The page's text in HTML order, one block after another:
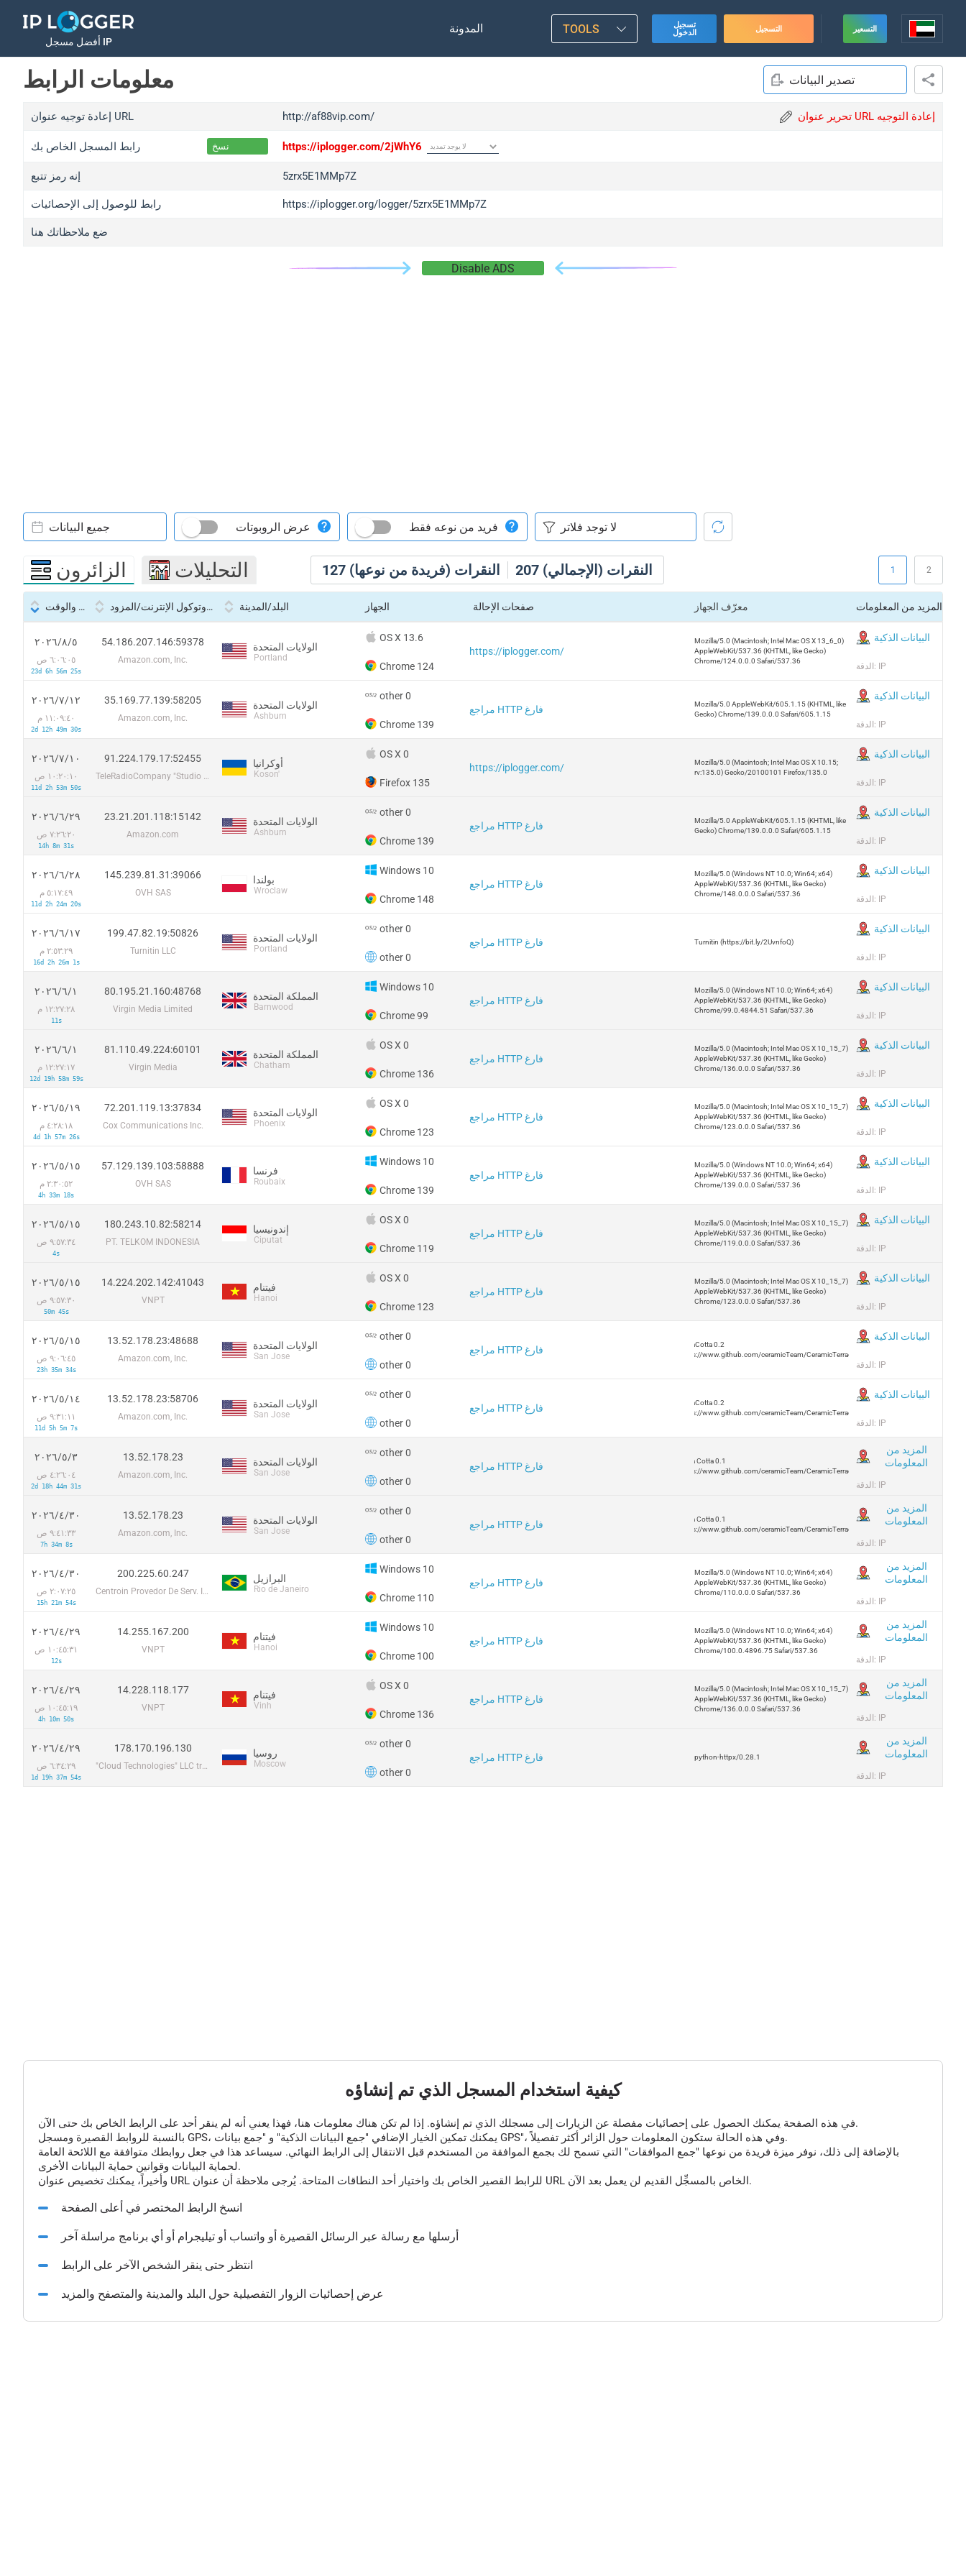
أفضل مسجل IP
المدونة TOOLS
تسجيل
الدخول
التسجيل التسعير
معلومات الرابط تصدير البيانات
إعادة توجيه عنوان URL http://af88vip.com/ تحرير عنوان URL إعادة التوجيه
رابط المسجل الخاص بك نسخ https://iplogger.com/2jWhY6
إنه رمز تتبع 5zrx5E1MMp7Z
رابط للوصول إلى الإحصائيات https://iplogger.org/logger/5zrx5E1MMp7Z
ضع ملاحظاتك هنا
Disable ADS
127 النقرات (فريدة من نوعها) 207 النقرات (الإجمالي)
جميع البيانات عرض الروبوتات فريد من نوعه فقط
الزائرون التحليلات 1 2
التاريخ والوقت بروتوكول الإنترنت/المزود البلد/المدينة الجهاز صفحات الإحالة معرّف الجهاز المزيد من المعلومات
٥‏/٨‏/٢٠٢٦
٦:٠٦:٠٥ ص
23d 6h 56m 25s
54.186.207.146:59378
Amazon.com, Inc.
الولايات المتحدة
Portland
OS X 13.6
Chrome 124
https://iplogger.com/
Mozilla/5.0 (Macintosh; Intel Mac OS X 13_6_0)
AppleWebKit/537.36 (KHTML, like Gecko)
Chrome/124.0.0.0 Safari/537.36
البيانات الذكية
الدقة: IP
١٢‏/٧‏/٢٠٢٦
١١:٠٩:٤٠ م
2d 12h 49m 30s
35.169.77.139:58205
Amazon.com, Inc.
الولايات المتحدة
Ashburn
other 0
Chrome 139
مراجع HTTP فارغ
Mozilla/5.0 AppleWebKit/605.1.15 (KHTML, like
Gecko) Chrome/139.0.0.0 Safari/605.1.15
البيانات الذكية
الدقة: IP
١٠‏/٧‏/٢٠٢٦
١٠:٢٠:١٠ ص
11d 2h 53m 50s
91.224.179.17:52455
TeleRadioCompany "Studio TV-9 Beregsasom" Ltd.
أوكرانيا
Koson'
OS X 0
Firefox 135
https://iplogger.com/
Mozilla/5.0 (Macintosh; Intel Mac OS X 10.15;
rv:135.0) Gecko/20100101 Firefox/135.0
البيانات الذكية
الدقة: IP
٢٩‏/٦‏/٢٠٢٦
٧:٢٦:٢٠ ص
14h 8m 31s
23.21.201.118:15142
Amazon.com
الولايات المتحدة
Ashburn
other 0
Chrome 139
مراجع HTTP فارغ
Mozilla/5.0 AppleWebKit/605.1.15 (KHTML, like
Gecko) Chrome/139.0.0.0 Safari/605.1.15
البيانات الذكية
الدقة: IP
٢٨‏/٦‏/٢٠٢٦
٥:١٧:٤٩ م
11d 2h 24m 20s
145.239.81.31:39066
OVH SAS
بولندا
Wroclaw
Windows 10
Chrome 148
مراجع HTTP فارغ
Mozilla/5.0 (Windows NT 10.0; Win64; x64)
AppleWebKit/537.36 (KHTML, like Gecko)
Chrome/148.0.0.0 Safari/537.36
البيانات الذكية
الدقة: IP
١٧‏/٦‏/٢٠٢٦
٢:٥٣:٢٩ م
16d 2h 26m 1s
199.47.82.19:50826
Turnitin LLC
الولايات المتحدة
Portland
other 0
other 0
مراجع HTTP فارغ Turnitin (https://bit.ly/2UvnfoQ)
البيانات الذكية
الدقة: IP
١‏/٦‏/٢٠٢٦
١٢:٢٧:٢٨ م
11s
80.195.21.160:48768
Virgin Media Limited
المملكة المتحدة
Barnwood
Windows 10
Chrome 99
مراجع HTTP فارغ
Mozilla/5.0 (Windows NT 10.0; Win64; x64)
AppleWebKit/537.36 (KHTML, like Gecko)
Chrome/99.0.4844.51 Safari/537.36
البيانات الذكية
الدقة: IP
١‏/٦‏/٢٠٢٦
١٢:٢٧:١٧ م
12d 19h 58m 59s
81.110.49.224:60101
Virgin Media
المملكة المتحدة
Chatham
OS X 0
Chrome 136
مراجع HTTP فارغ
Mozilla/5.0 (Macintosh; Intel Mac OS X 10_15_7)
AppleWebKit/537.36 (KHTML, like Gecko)
Chrome/136.0.0.0 Safari/537.36
البيانات الذكية
الدقة: IP
١٩‏/٥‏/٢٠٢٦
٤:٢٨:١٨ م
4d 1h 57m 26s
72.201.119.13:37834
Cox Communications Inc.
الولايات المتحدة
Phoenix
OS X 0
Chrome 123
مراجع HTTP فارغ
Mozilla/5.0 (Macintosh; Intel Mac OS X 10_15_7)
AppleWebKit/537.36 (KHTML, like Gecko)
Chrome/123.0.0.0 Safari/537.36
البيانات الذكية
الدقة: IP
١٥‏/٥‏/٢٠٢٦
٢:٣٠:٥٢ م
4h 33m 18s
57.129.139.103:58888
OVH SAS
فرنسا
Roubaix
Windows 10
Chrome 139
مراجع HTTP فارغ
Mozilla/5.0 (Windows NT 10.0; Win64; x64)
AppleWebKit/537.36 (KHTML, like Gecko)
Chrome/139.0.0.0 Safari/537.36
البيانات الذكية
الدقة: IP
١٥‏/٥‏/٢٠٢٦
٩:٥٧:٣٤ ص
4s
180.243.10.82:58214
PT. TELKOM INDONESIA
إندونيسيا
Ciputat
OS X 0
Chrome 119
مراجع HTTP فارغ
Mozilla/5.0 (Macintosh; Intel Mac OS X 10_15_7)
AppleWebKit/537.36 (KHTML, like Gecko)
Chrome/119.0.0.0 Safari/537.36
البيانات الذكية
الدقة: IP
١٥‏/٥‏/٢٠٢٦
٩:٥٧:٣٠ ص
50m 45s
14.224.202.142:41043
VNPT
فيتنام
Hanoi
OS X 0
Chrome 123
مراجع HTTP فارغ
Mozilla/5.0 (Macintosh; Intel Mac OS X 10_15_7)
AppleWebKit/537.36 (KHTML, like Gecko)
Chrome/123.0.0.0 Safari/537.36
البيانات الذكية
الدقة: IP
١٥‏/٥‏/٢٠٢٦
٩:٠٦:٤٥ ص
23h 35m 34s
13.52.178.23:48688
Amazon.com, Inc.
الولايات المتحدة
San Jose
other 0
other 0
مراجع HTTP فارغ
TerraCotta 0.2
https://www.github.com/ceramicTeam/CeramicTerracotta
البيانات الذكية
الدقة: IP
١٤‏/٥‏/٢٠٢٦
٩:٣١:١١ ص
11d 5h 5m 7s
13.52.178.23:58706
Amazon.com, Inc.
الولايات المتحدة
San Jose
other 0
other 0
مراجع HTTP فارغ
TerraCotta 0.2
https://www.github.com/ceramicTeam/CeramicTerracotta
البيانات الذكية
الدقة: IP
٣‏/٥‏/٢٠٢٦
٤:٢٦:٠٤ ص
2d 18h 44m 31s
13.52.178.23
Amazon.com, Inc.
الولايات المتحدة
San Jose
other 0
other 0
مراجع HTTP فارغ
Terra Cotta 0.1
https://www.github.com/ceramicTeam/CeramicTerracotta
المزيد من
المعلومات
الدقة: IP
٣٠‏/٤‏/٢٠٢٦
٩:٤١:٣٣ ص
7h 34m 8s
13.52.178.23
Amazon.com, Inc.
الولايات المتحدة
San Jose
other 0
other 0
مراجع HTTP فارغ
Terra Cotta 0.1
https://www.github.com/ceramicTeam/CeramicTerracotta
المزيد من
المعلومات
الدقة: IP
٣٠‏/٤‏/٢٠٢٦
٢:٠٧:٢٥ ص
15h 21m 54s
200.225.60.247
Centroin Provedor De Serv. Internet. Ltda
البرازيل
Rio de Janeiro
Windows 10
Chrome 110
مراجع HTTP فارغ
Mozilla/5.0 (Windows NT 10.0; Win64; x64)
AppleWebKit/537.36 (KHTML, like Gecko)
Chrome/110.0.0.0 Safari/537.36
المزيد من
المعلومات
الدقة: IP
٢٩‏/٤‏/٢٠٢٦
١٠:٤٥:٣١ ص
12s
14.255.167.200
VNPT
فيتنام
Hanoi
Windows 10
Chrome 100
مراجع HTTP فارغ
Mozilla/5.0 (Windows NT 10.0; Win64; x64)
AppleWebKit/537.36 (KHTML, like Gecko)
Chrome/100.0.4896.75 Safari/537.36
المزيد من
المعلومات
الدقة: IP
٢٩‏/٤‏/٢٠٢٦
١٠:٤٥:١٩ ص
4h 10m 50s
14.228.118.177
VNPT
فيتنام
Vinh
OS X 0
Chrome 136
مراجع HTTP فارغ
Mozilla/5.0 (Macintosh; Intel Mac OS X 10_15_7)
AppleWebKit/537.36 (KHTML, like Gecko)
Chrome/136.0.0.0 Safari/537.36
المزيد من
المعلومات
الدقة: IP
٢٩‏/٤‏/٢٠٢٦
٦:٣٤:٢٩ ص
1d 19h 37m 54s
178.170.196.130
"Cloud Technologies" LLC trading as Cloud.ru
روسيا
Moscow
other 0
other 0
مراجع HTTP فارغ python-httpx/0.28.1
المزيد من
المعلومات
الدقة: IP
كيفية استخدام المسجل الذي تم إنشاؤه
في هذه الصفحة يمكنك الحصول على إحصائيات مفصلة عن الزيارات إلى مسجلك الذي تم إنشاؤه. إذا لم تكن هناك معلومات هنا، فهذا يعني أنه لم ينقر أحد على الرابط الخاص بك حتى الآن.
بالنسبة للروابط القصيرة ومسجل GPS، يمكنك تمكين الخيار الإضافي "جمع البيانات الذكية" و "جمع بيانات GPS"، وفي هذه الحالة ستكون المعلومات حول الزائر أكثر تفصيلاً.
بالإضافة إلى ذلك، نوفر ميزة فريدة من نوعها "جمع الموافقات" التي تسمح لك بجمع الموافقة من المستخدم قبل الانتقال إلى الرابط النهائي. سيساعد هذا في جعل روابطك متوافقة مع اللائحة العامة
لحماية البيانات وقوانين حماية البيانات الأخرى.
وأخيراً، يمكنك تخصيص عنوان URL للرابط القصير الخاص بك واختيار أحد النطاقات المتاحة. يُرجى ملاحظة أن عنوان URL الخاص بالمسجِّل القديم لن يعمل بعد الآن.
انسخ الرابط المختصر في أعلى الصفحة
أرسلها مع رسالة عبر الرسائل القصيرة أو واتساب أو تيليجرام أو أي برنامج مراسلة آخر
انتظر حتى ينقر الشخص الآخر على الرابط
عرض إحصائيات الزوار التفصيلية حول البلد والمدينة والمتصفح والمزيد